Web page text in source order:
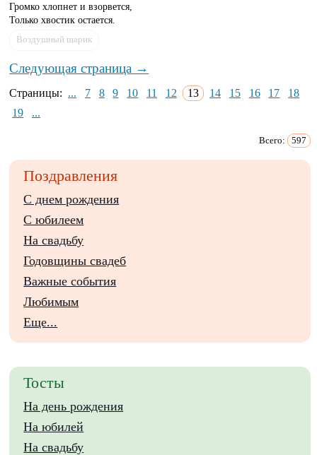
Громко хлопнет и взорвется,
Только хвостик остается.
Воздушный шарик
Следующая страница →
Страницы: ... 7 8 9 10 11 12 13 14 15 16 17
18
19
...
Всего: 597
Поздравления
С днем рождения
С юбилеем
На свадьбу
Годовщины свадеб
Важные события
Любимым
Еще...
Тосты
На день рождения
На юбилей
На свадьбу